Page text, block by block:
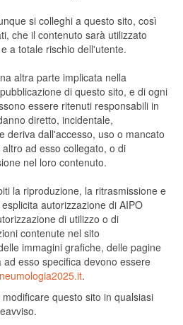
si colleghi a questo sito, così
che il contenuto sarà utilizzato
a totale rischio dell'utente.
altra parte implicata nella
di questo sito, e di ogni
essere ritenuti responsabili in
diretto, incidentale,
deriva dall'accesso, uso o mancato
ad esso collegato, o di
nel loro contenuto.
la riproduzione, la ritrasmissione e
autorizzazione di AIPO
di utilizzo o di
contenute nel sito
immagini grafiche, delle pagine
esso specifica devono essere
.
questo sito in qualsiasi